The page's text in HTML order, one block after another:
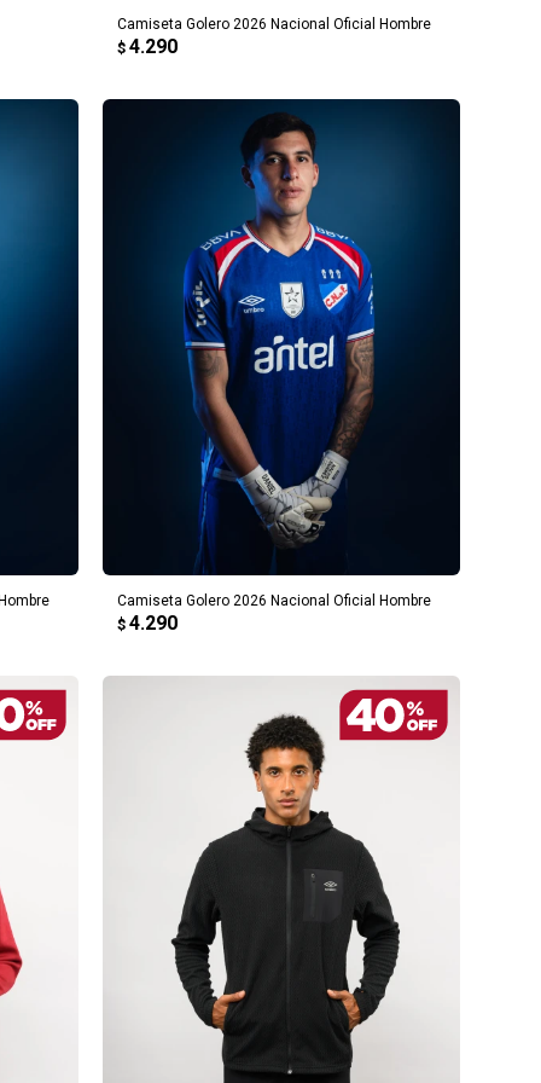
Camiseta Golero 2026 Nacional Oficial Hombre
$ 4.290
Camiseta Golero 2026 Nacional Oficial Hombre
$ 4.290
AGREGAR AL CARRITO